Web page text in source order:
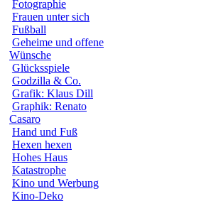
Fotographie
Frauen unter sich
Fußball
Geheime und offene
Wünsche
Glücksspiele
Godzilla & Co.
Grafik: Klaus Dill
Graphik: Renato
Casaro
Hand und Fuß
Hexen hexen
Hohes Haus
Katastrophe
Kino und Werbung
Kino-Deko